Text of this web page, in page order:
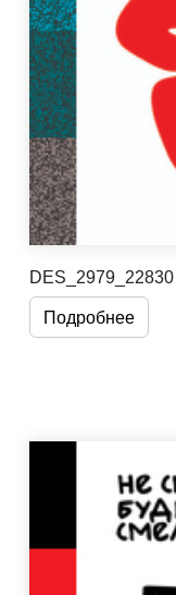
DES_2979_22830
Подробнее